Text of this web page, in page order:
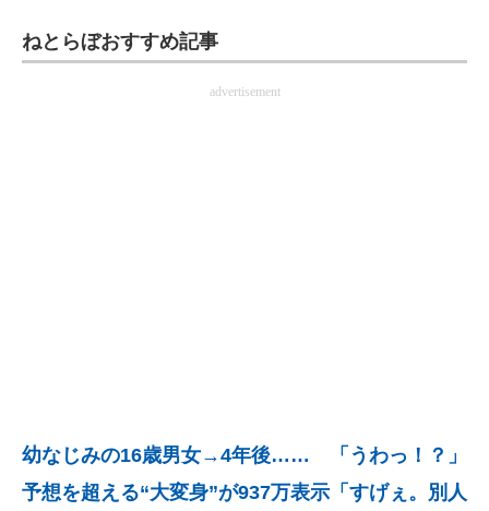
マーケ×ITの今がよく分かる
建設×テクノロジーの最前線
ちょっと気になるネットの話題
ねとらぼおすすめ記事
advertisement
幼なじみの16歳男女→4年後…… 「うわっ！？」
予想を超える“大変身”が937万表示「すげぇ。別人